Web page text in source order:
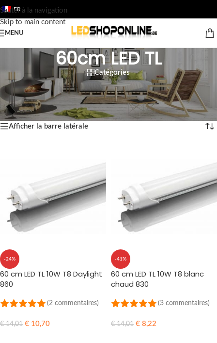
Sauter à la navigation
Skip to main content
FR
MENU
60cm LED TL
Catégories
Accueil / Boutique Sortie /TUBES FLUORESCENTS DE LED /
60cm LED TL
4 résultats affichés
Afficher la barre latérale
-24%
60 cm LED TL 10W T8 Daylight
860
(2 commentaires)
€14,01 € 10,70
-41%
60 cm LED TL 10W T8 blanc
chaud 830
(3 commentaires)
€14,01 € 8,22